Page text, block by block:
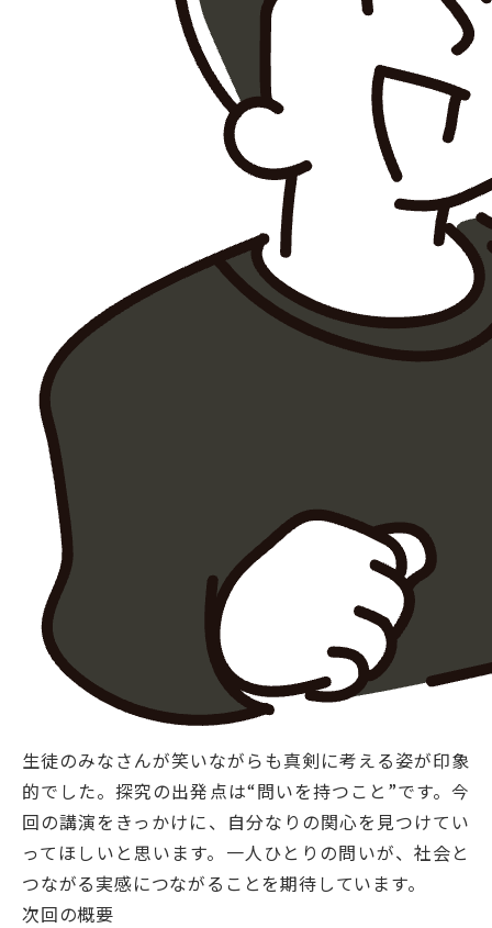
生徒のみなさんが笑いながらも真剣に考える姿が印象
的でした。探究の出発点は“問いを持つこと”です。今
回の講演をきっかけに、自分なりの関心を見つけてい
ってほしいと思います。一人ひとりの問いが、社会と
つながる実感につながることを期待しています。
次回の概要